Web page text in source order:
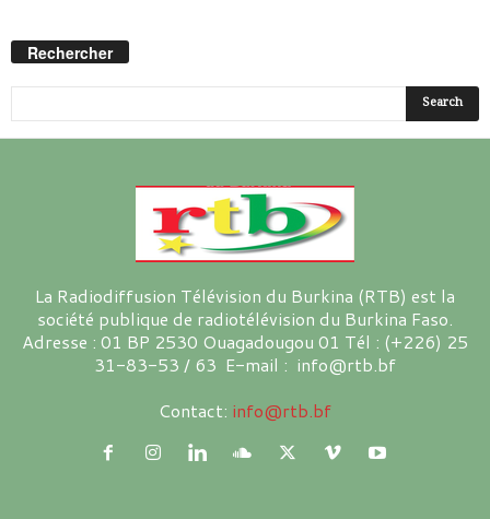
Rechercher
La Radiodiffusion Télévision du Burkina (RTB) est la
société publique de radiotélévision du Burkina Faso.
Adresse : 01 BP 2530 Ouagadougou 01 Tél : (+226) 25
31-83-53 / 63 E-mail : info@rtb.bf
Contact: info@rtb.bf